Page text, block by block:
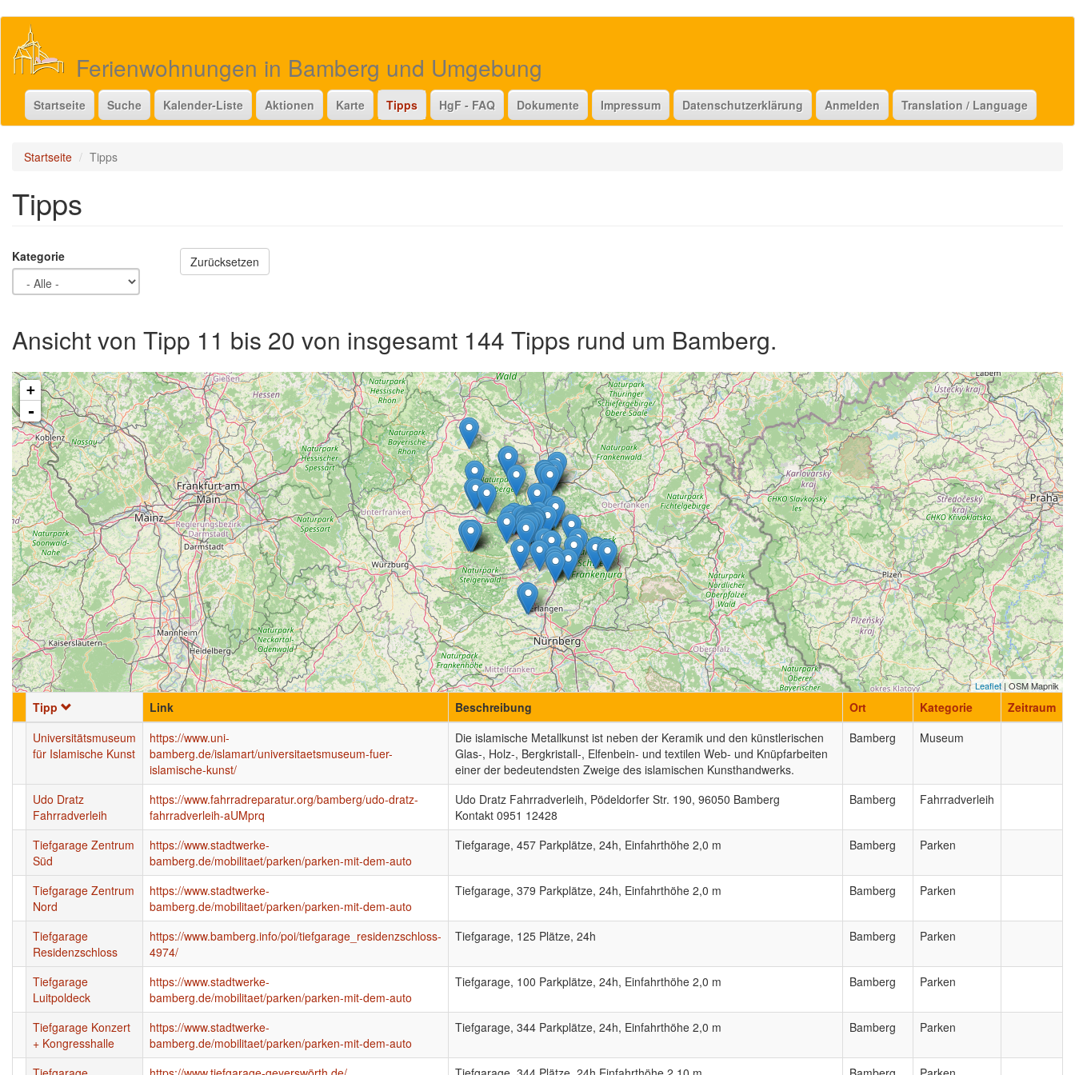
Direkt
Inhalt
Ferienwohnungen in Bamberg und Umgebung
Startseite Suche Kalender-Liste Aktionen Karte Tipps HgF - FAQ Dokumente Impressum Datenschutzerklärung Anmelden Translation / Language
Startseite Tipps
Tipps
Kategorie Zurücksetzen
Ansicht von Tipp 11 bis 20 von insgesamt 144 Tipps rund um Bamberg.
+
-
Leaflet| OSM Mapnik
Tipp Link Beschreibung Ort Kategorie
Zeitraum
Universitätsmuseum
für Islamische Kunst
https://www.uni-
bamberg.de/islamart/universitaetsmuseum-fuer-
islamische-kunst/
Die islamische Metallkunst ist neben der Keramik und den künstlerischen
Glas-, Holz-, Bergkristall-, Elfenbein- und textilen Web- und Knüpfarbeiten
einer der bedeutendsten Zweige des islamischen Kunsthandwerks.
Bamberg Museum
Udo Dratz
Fahrradverleih
https://www.fahrradreparatur.org/bamberg/udo-dratz-
fahrradverleih-aUMprq
Udo Dratz Fahrradverleih, Pödeldorfer Str. 190, 96050 Bamberg
Kontakt 0951 12428
Bamberg Fahrradverleih
Tiefgarage Zentrum
Süd
https://www.stadtwerke-
bamberg.de/mobilitaet/parken/parken-mit-dem-auto
Tiefgarage, 457 Parkplätze, 24h, Einfahrthöhe 2,0 m Bamberg Parken
Tiefgarage Zentrum
Nord
https://www.stadtwerke-
bamberg.de/mobilitaet/parken/parken-mit-dem-auto
Tiefgarage, 379 Parkplätze, 24h, Einfahrthöhe 2,0 m Bamberg Parken
Tiefgarage
Residenzschloss
https://www.bamberg.info/poi/tiefgarage_residenzschloss-
4974/
Tiefgarage, 125 Plätze, 24h Bamberg Parken
Tiefgarage
Luitpoldeck
https://www.stadtwerke-
bamberg.de/mobilitaet/parken/parken-mit-dem-auto
Tiefgarage, 100 Parkplätze, 24h, Einfahrthöhe 2,0 m Bamberg Parken
Tiefgarage Konzert
+ Kongresshalle
https://www.stadtwerke-
bamberg.de/mobilitaet/parken/parken-mit-dem-auto
Tiefgarage, 344 Parkplätze, 24h, Einfahrthöhe 2,0 m Bamberg Parken